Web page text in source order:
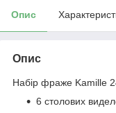
Опис
Опис
Набір фраже Kamille
6 столових